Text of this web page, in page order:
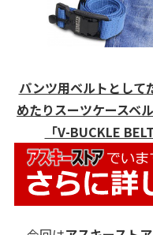
パンツ用ベルトとして
めたりスーツケースベ
「V-BUCKLE